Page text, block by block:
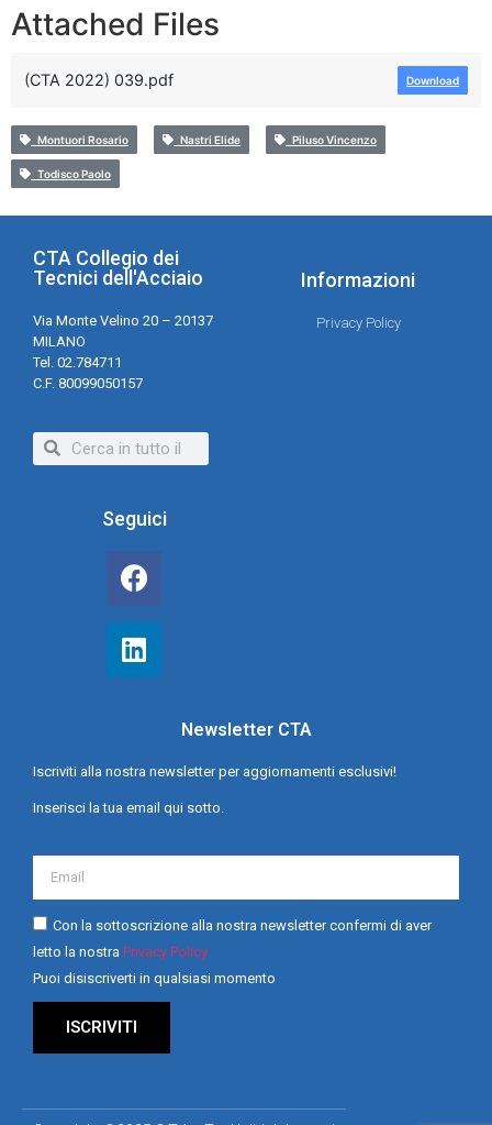
Attached Files
(CTA 2022) 039.pdf Download
Montuori Rosario Nastri Elide Piluso Vincenzo
Todisco Paolo
CTA Collegio dei
Tecnici dell'Acciaio
Via Monte Velino 20 – 20137
MILANO
Tel. 02.784711
C.F. 80099050157
Informazioni
Privacy Policy
Seguici
Newsletter CTA
Iscriviti alla nostra newsletter per aggiornamenti esclusivi!
Inserisci la tua email qui sotto.
Con la sottoscrizione alla nostra newsletter confermi di aver
letto la nostra Privacy Policy
Puoi disiscriverti in qualsiasi momento
ISCRIVITI